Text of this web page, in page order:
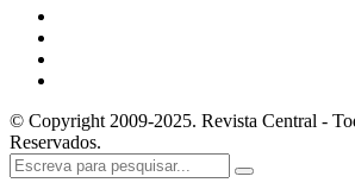
© Copyright 2009-2025. Revista Central -
Reservados.